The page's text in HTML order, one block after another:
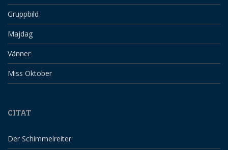
Gruppbild
Majdag
Vänner
Miss Oktober
CITAT
Der Schimmelreiter